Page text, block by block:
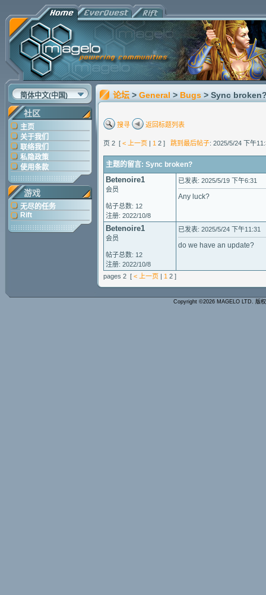
简体中文(中国)
社区
主页
关于我们
联络我们
私隐政策
使用条款
游戏
无尽的任务
Rift
论坛 > General > Bugs > Sync
搜寻 返回标题列表
页 2 [ < 上一页 | 1 2 ] 跳到最后帖子: 2025/5/24 下午
主题的留言: Sync broken?
Betenoire1
会员
帖子总数: 12
注册: 2022/10/8
已发表: 2025/5/19 下午6:31
Any luck?
Betenoire1
会员
帖子总数: 12
注册: 2022/10/8
已发表: 2025/5/24 下午11:31
do we have an update?
pages 2 [ < 上一页 | 1 2 ]
Copyright ©2026 MAGELO LTD. 版